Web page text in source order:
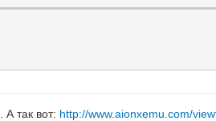
А так вот: http://www.aionxemu.com/